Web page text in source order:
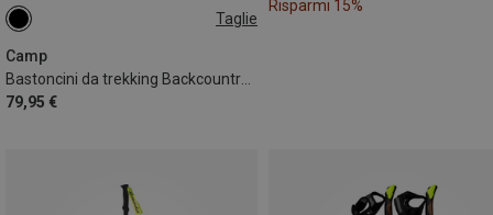
Taglie
Camp
Bastoncini da trekking Backcountry Carbon donna
79,95 €
66-125CM
Risparmi 15%